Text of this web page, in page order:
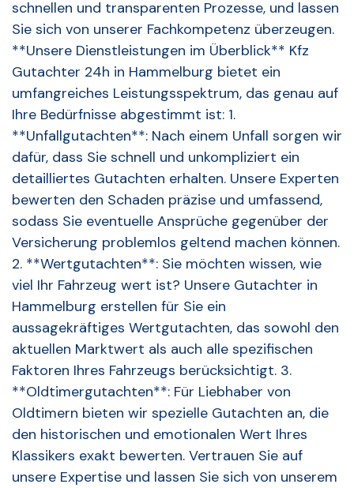
schnellen und transparenten Prozesse, und lassen
Sie sich von unserer Fachkompetenz überzeugen.
**Unsere Dienstleistungen im Überblick** Kfz
Gutachter 24h in Hammelburg bietet ein
umfangreiches Leistungsspektrum, das genau auf
Ihre Bedürfnisse abgestimmt ist: 1.
**Unfallgutachten**: Nach einem Unfall sorgen wir
dafür, dass Sie schnell und unkompliziert ein
detailliertes Gutachten erhalten. Unsere Experten
bewerten den Schaden präzise und umfassend,
sodass Sie eventuelle Ansprüche gegenüber der
Versicherung problemlos geltend machen können.
2. **Wertgutachten**: Sie möchten wissen, wie
viel Ihr Fahrzeug wert ist? Unsere Gutachter in
Hammelburg erstellen für Sie ein
aussagekräftiges Wertgutachten, das sowohl den
aktuellen Marktwert als auch alle spezifischen
Faktoren Ihres Fahrzeugs berücksichtigt. 3.
**Oldtimergutachten**: Für Liebhaber von
Oldtimern bieten wir spezielle Gutachten an, die
den historischen und emotionalen Wert Ihres
Klassikers exakt bewerten. Vertrauen Sie auf
unsere Expertise und lassen Sie sich von unserem